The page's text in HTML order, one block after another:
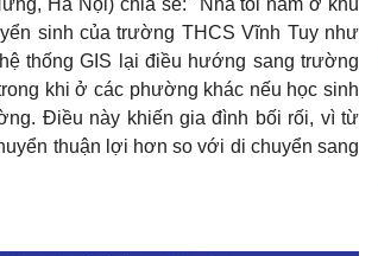
Hà Nội) chia sẻ: "Nhà tôi nằm ở khu
sinh của trường THCS Vĩnh Tuy như
thống GIS lại điều hướng sang trường
khi ở các phường khác nếu học sinh
Điều này khiến gia đình bối rối, vì từ
thuận lợi hơn so với di chuyển sang